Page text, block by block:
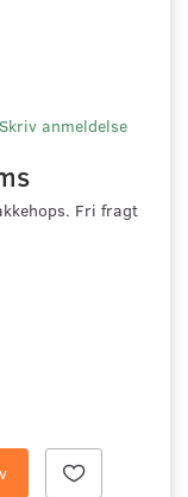
Skriv anmeldelse
Fri fragt